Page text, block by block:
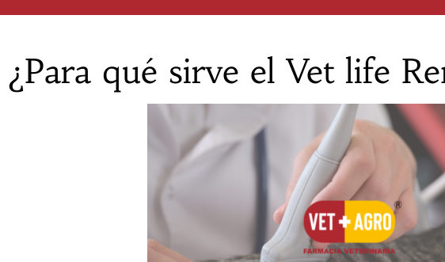
¿Para qué sirve el Vet life